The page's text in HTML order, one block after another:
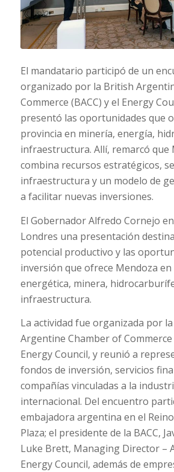
El mandatario participó de un
organizado por la British
Commerce (BACC) y el Energy
presentó las oportunidades que
provincia en minería, energía,
infraestructura. Allí, remarcó que
combina recursos estratégicos,
infraestructura y un modelo de
a facilitar nuevas inversiones.
El Gobernador Alfredo Cornejo
Londres una presentación
potencial productivo y las
inversión que ofrece Mendoza
energética, minera,
infraestructura.
La actividad fue organizada por
Argentine Chamber of Commerce
Energy Council, y reunió a
fondos de inversión, servicios
compañías vinculadas a la
internacional. Del encuentro
embajadora argentina en el
Plaza; el presidente de la BACC,
Luke Brett, Managing Director –
Energy Council, además de